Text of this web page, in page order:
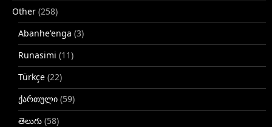
Other (258)
Abanhe'enga (3)
Runasimi (11)
Türkçe (22)
ქართული (59)
తెలుగు (58)